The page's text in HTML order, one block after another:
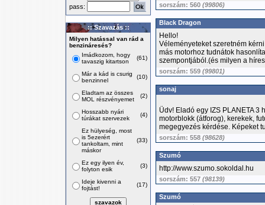
pass:
:: Szavazás ::
Milyen hatással van rád a
benzináresés?
Imádkozom, hogy
tavaszig kitartson
(61)
Már a kád is csurig
benzinnel
(10)
Eladtam az összes
MOL részvényemet
(2)
Hosszabb nyári
túrákat szervezek
(4)
Ez hülyeség, most
is 5ezerért
tankoltam, mint
máskor
(33)
Ez egy ilyen év,
folyton esik
(3)
Ideje kivenni a
fojtást!
(17)
sorszám: 560 (99806)
Black Dragon
Hello!
Véleményeteket szeretném
más motorhoz tudnátok
szempontjából.(és milyen a
sorszám: 559 (99801)
sonaj
Üdv! Eladó egy IZS PLANETA 3
motorblokk (átforog), kerekek,
megegyezés kérdése. Képeket
sorszám: 558 (98628)
Szumó
http://www.szumo.sokoldal.hu
sorszám: 557 (98139)
Szumó